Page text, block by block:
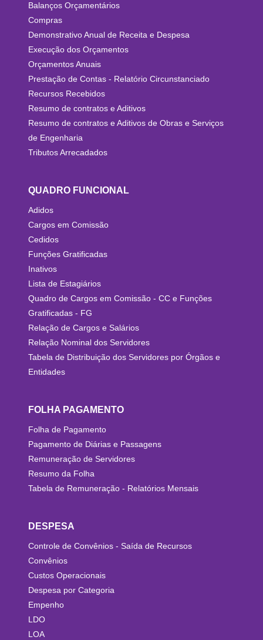
Balanços Orçamentários
Compras
Demonstrativo Anual de Receita e Despesa
Execução dos Orçamentos
Orçamentos Anuais
Prestação de Contas - Relatório Circunstanciado
Recursos Recebidos
Resumo de contratos e Aditivos
Resumo de contratos e Aditivos de Obras e Serviços
de Engenharia
Tributos Arrecadados
QUADRO FUNCIONAL
Adidos
Cargos em Comissão
Cedidos
Funções Gratificadas
Inativos
Lista de Estagiários
Quadro de Cargos em Comissão - CC e Funções
Gratificadas - FG
Relação de Cargos e Salários
Relação Nominal dos Servidores
Tabela de Distribuição dos Servidores por Órgãos e
Entidades
FOLHA PAGAMENTO
Folha de Pagamento
Pagamento de Diárias e Passagens
Remuneração de Servidores
Resumo da Folha
Tabela de Remuneração - Relatórios Mensais
DESPESA
Controle de Convênios - Saída de Recursos
Convênios
Custos Operacionais
Despesa por Categoria
Empenho
LDO
LOA